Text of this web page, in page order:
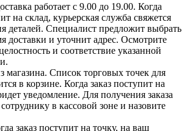
работает с 9.00 до 19.00. Когда
на склад, курьерская служба свяжется
деталей. Специалист предложит выбрать
доставки и уточнит адрес. Осмотрите
и соответствие указанной
магазина. Список торговых точек для
в корзине. Когда заказ поступит на
уведомление. Для получения заказа
в кассовой зоне и назовите
заказ поступит на точку, на ваш